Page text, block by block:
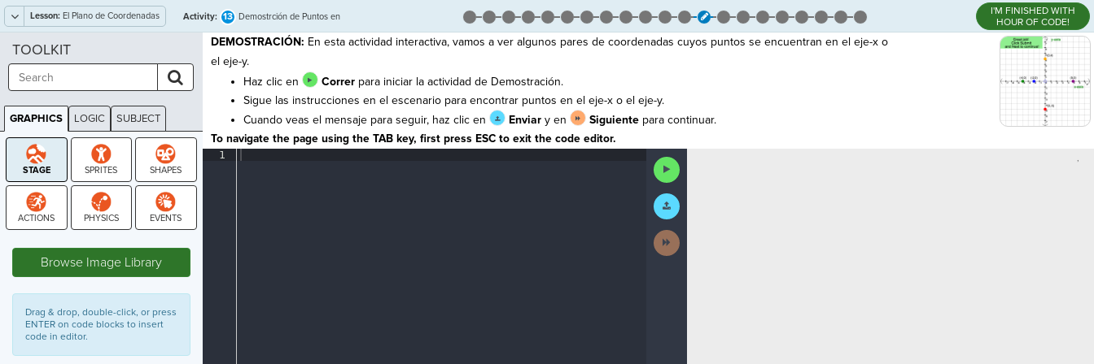
Lesson: El Plano de Coordenadas Activity: 13 Demostrción de Puntos en
I'M FINISHED WITH
HOUR OF CODE!
DEMOSTRACIÓN: En esta actividad interactiva, vamos a ver algunos pares de coordenadas cuyos puntos se encuentran en el eje-x o
el eje-y.
Haz clic en
Correrpara iniciar la actividad de Demostración.
Sigue las instrucciones en el escenario para encontrar puntos en el eje-x o el eje-y.
Cuando veas el mensaje para seguir, haz clic en
Enviary en Siguientepara continuar.
To navigate the page using the TAB key, first press ESC to exit the code editor.
1
Run
Code
Submit
Work
Next
Activity
,
TOOLKIT
GRAPHICS LOGIC SUBJECT
GRAPHICS
Browse Image Library
Drag & drop, double-click, or press
ENTER on code blocks to insert
code in editor.